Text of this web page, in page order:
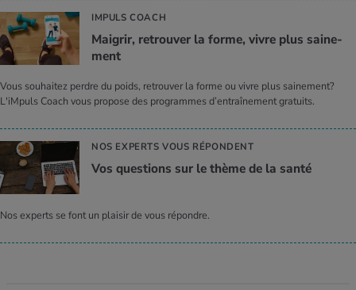
IMPULS COACH
Mai­grir, retrou­ver la forme, vivre plus sai­ne­
ment
Vous souhaitez perdre du poids, retrouver la forme ou vivre plus sainement?
L'iMpuls Coach vous propose des programmes d’entraînement gratuits.
NOS EXPERTS VOUS RÉPONDENT
Vos ques­tions sur le thème de la santé
Nos experts se font un plaisir de vous répondre.